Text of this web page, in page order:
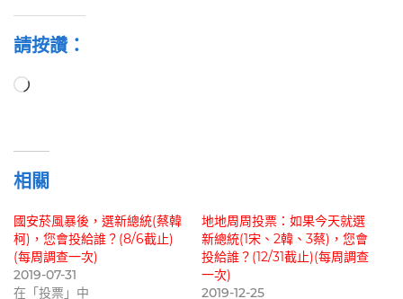
請按讚：
正
相關
國安菸風暴後，選新總統(蔡韓
柯)，您會投給誰？(8/6截止)
(每周調查一次)
2019-07-31
在「投票」中
地地周周投票：如果今天就選
新總統(1宋、2韓、3蔡)，您會
投給誰？(12/31截止)(每周調查
一次)
2019-12-25